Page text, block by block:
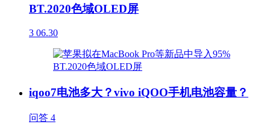
BT.2020色域OLED屏
3 06.30
iqoo7电池多大？vivo iQOO手机电池容量？
问答 4